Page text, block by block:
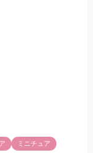
ミニチュア